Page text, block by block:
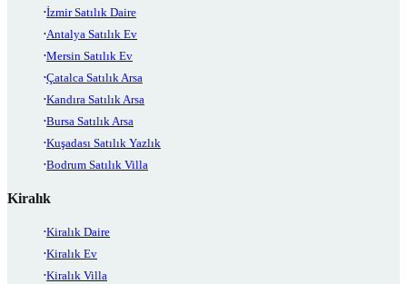
İzmir Satılık Daire
Antalya Satılık Ev
Mersin Satılık Ev
Çatalca Satılık Arsa
Kandıra Satılık Arsa
Bursa Satılık Arsa
Kuşadası Satılık Yazlık
Bodrum Satılık Villa
Kiralık
Kiralık Daire
Kiralık Ev
Kiralık Villa